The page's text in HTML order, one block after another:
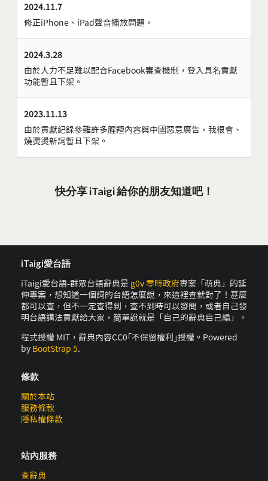
2024.11.7
修正iPhone、iPad聲音播放問題。
2024.3.28
由於人力不足難以配合Facebook審查機制，登入具名貢獻
功能暫且下架。
2023.11.13
由於貢獻紀錄參雜許多腥羶內容與中國惡意廣告，我很會、
燒燙燙新詞暫且下架。
快分享 iTaigi 給你的朋友知道吧！
iTaigi愛台語
iTaigi愛台語-群眾台語辭典是 g0v 零時政府專案「萌典」的延
伸專案，想知道一個詞的台語怎麼說，來這裡查就對了！甚麼
都可以查，但不一定查得到，查不到時可以發問，或者自己發
明台語講法貢獻給大家，簡單說就是「自己的辭典自己編」。
程式授權 MIT，辭典內容CC0｢不保留權利｣授權。Powered
by BootStrap 5.
條款
關於本站
服務條款
隱私權條款
站內服務
查辭典